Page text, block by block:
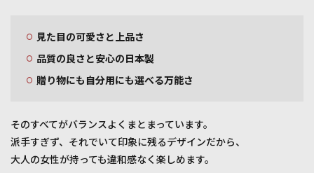
見た目の可愛さと上品さ
品質の良さと安心の日本製
贈り物にも自分用にも選べる万能さ
そのすべてがバランスよくまとまっています。
派手すぎず、それでいて印象に残るデザインだから、
大人の女性が持っても違和感なく楽しめます。